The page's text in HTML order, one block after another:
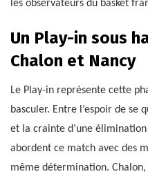
les observateurs du basket
Un Play-in sous
Chalon et Nancy
Le Play-in représente cette
basculer. Entre l’espoir de
et la crainte d’une
abordent ce match avec des
même détermination.